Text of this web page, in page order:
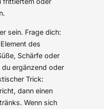
sein. Frage dich:
des
Schärfe oder
du ergänzend oder
Trick:
dann einen
Wenn sich